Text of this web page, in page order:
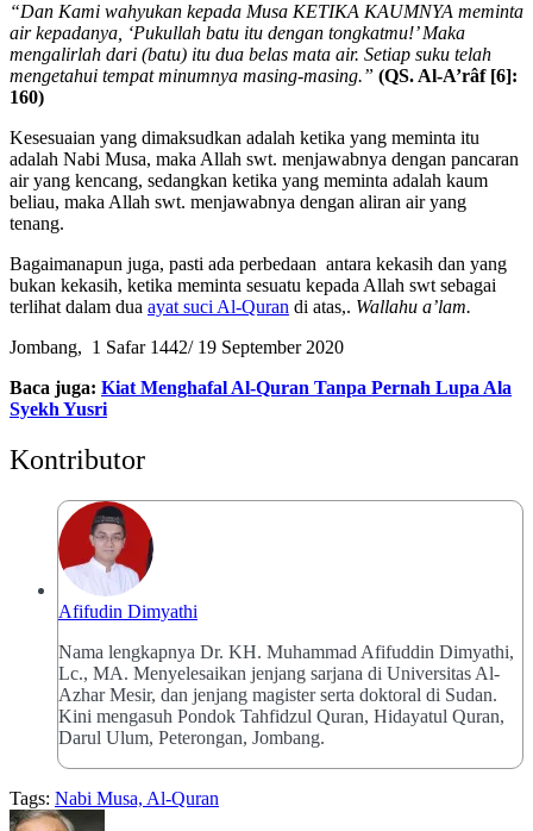
“Dan Kami wahyukan kepada Musa KETIKA KAUMNYA meminta
air kepadanya, ‘Pukullah batu itu dengan tongkatmu!’ Maka
mengalirlah dari (batu) itu dua belas mata air. Setiap suku telah
mengetahui tempat minumnya masing-masing.” (QS. Al-A’râf [6]:
160)
Kesesuaian yang dimaksudkan adalah ketika yang meminta itu
adalah Nabi Musa, maka Allah swt. menjawabnya dengan pancaran
air yang kencang, sedangkan ketika yang meminta adalah kaum
beliau, maka Allah swt. menjawabnya dengan aliran air yang
tenang.
Bagaimanapun juga, pasti ada perbedaan antara kekasih dan yang
bukan kekasih, ketika meminta sesuatu kepada Allah swt sebagai
terlihat dalam dua ayat suci Al-Quran di atas,. Wallahu a’lam.
Jombang, 1 Safar 1442/ 19 September 2020
Baca juga: Kiat Menghafal Al-Quran Tanpa Pernah Lupa Ala
Syekh Yusri
Kontributor
Afifudin Dimyathi
Nama lengkapnya Dr. KH. Muhammad Afifuddin Dimyathi,
Lc., MA. Menyelesaikan jenjang sarjana di Universitas Al-
Azhar Mesir, dan jenjang magister serta doktoral di Sudan.
Kini mengasuh Pondok Tahfidzul Quran, Hidayatul Quran,
Darul Ulum, Peterongan, Jombang.
Tags: Nabi Musa, Al-Quran